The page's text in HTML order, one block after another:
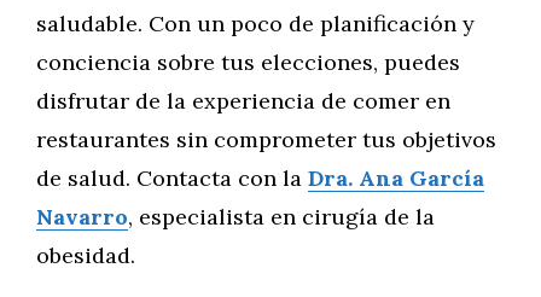
saludable. Con un poco de planificación y
conciencia sobre tus elecciones, puedes
disfrutar de la experiencia de comer en
restaurantes sin comprometer tus objetivos
de salud. Contacta con la Dra. Ana García
Navarro, especialista en cirugía de la
obesidad.